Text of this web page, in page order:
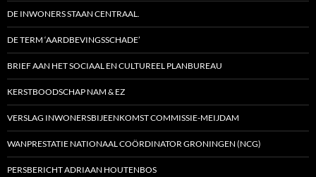
DE INWONERS STAAN CENTRAAL.
DE TERM ‘AARDBEVINGSSCHADE’
BRIEF AAN HET SOCIAAL EN CULTUREEL PLANBUREAU
KERSTBOODSCHAP NAM & EZ
VERSLAG INWONERSBIJEENKOMST COMMISSIE-MEIJDAM
WANPRESTATIE NATIONAAL COÖRDINATOR GRONINGEN (NCG)
PERSBERICHT ADRIAAN HOUTENBOS